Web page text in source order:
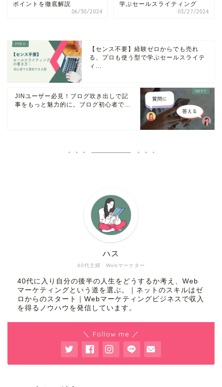
ポイントを徹底解説
06/30/2024
学ぶセールスライティング
03/27/2024
【センス不要】経験ゼロからでも売れ
る、プロも使う型で学ぶセールスライテ
ィ...
JINユーザー必見！ブログ吹き出しで記
事をもっと魅力的に。ブログ初心者で...
40代主婦 Webマーケター
ハス
40代に入り自分の後半の人生をどうするか考え、Web
マーケティングという道を選ぶ。｜ネットのスキルはゼ
ロからのスタート｜Webマーケティングビジネスで収入
を得るノウハウを発信しています。
＼ Follow me ／